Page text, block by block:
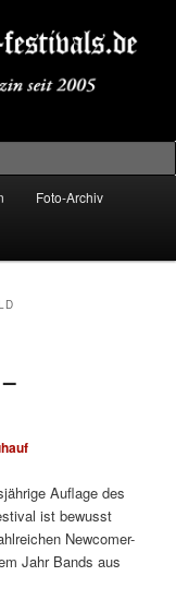
Foto-Archiv
Auflage des
ist bewusst
Newcomer-
Jahr Bands aus